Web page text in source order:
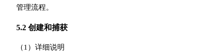
管理流程。
5.2 创建和捕获
（1）详细说明